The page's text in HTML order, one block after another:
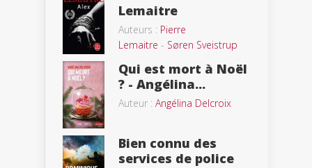
Lemaitre
Auteurs : Pierre
Lemaitre - Søren Sveistrup
Qui est mort à Noël
? - Angélina...
Auteur : Angélina Delcroix
Bien connu des
services de police